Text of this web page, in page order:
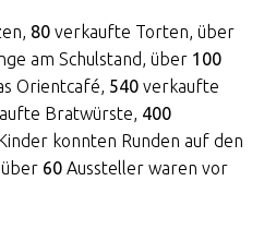
80verkaufte Torten, über
am Schulstand, über 100
Orientcafé, 540verkaufte
Bratwürste, 400
konnten Runden auf den
60Aussteller waren vor